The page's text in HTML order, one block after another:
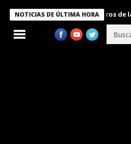
NOTICIAS DE ÚLTIMA HORA
condecora a miembros de la